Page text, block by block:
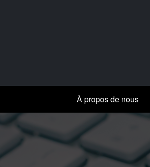
À propos de nous